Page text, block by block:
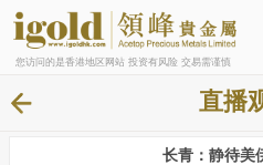
您访问的是香港地区网站 投资有风险 交易需谨慎
直播
长青：静待美